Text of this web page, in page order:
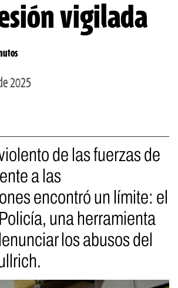
vigilada
2025
de las fuerzas de
a las
encontró un límite: el
una herramienta
los abusos del